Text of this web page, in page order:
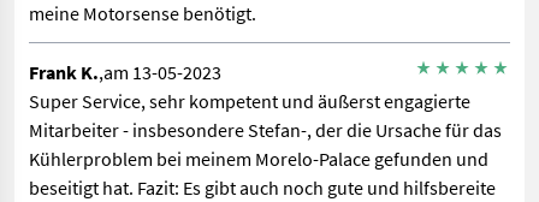
meine Motorsense benötigt.
Frank K.,am 13-05-2023
Super Service, sehr kompetent und äußerst engagierte
Mitarbeiter - insbesondere Stefan-, der die Ursache für das
Kühlerproblem bei meinem Morelo-Palace gefunden und
beseitigt hat. Fazit: Es gibt auch noch gute und hilfsbereite